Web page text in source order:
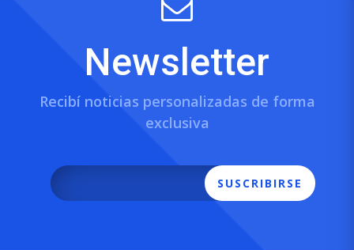
Newsletter
Recibí noticias personalizadas de forma
exclusiva
SUSCRIBIRSE